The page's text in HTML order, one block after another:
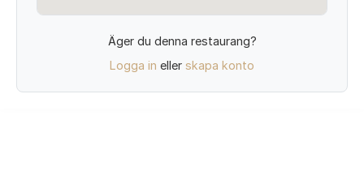
Äger du denna restaurang?
Logga in eller skapa konto